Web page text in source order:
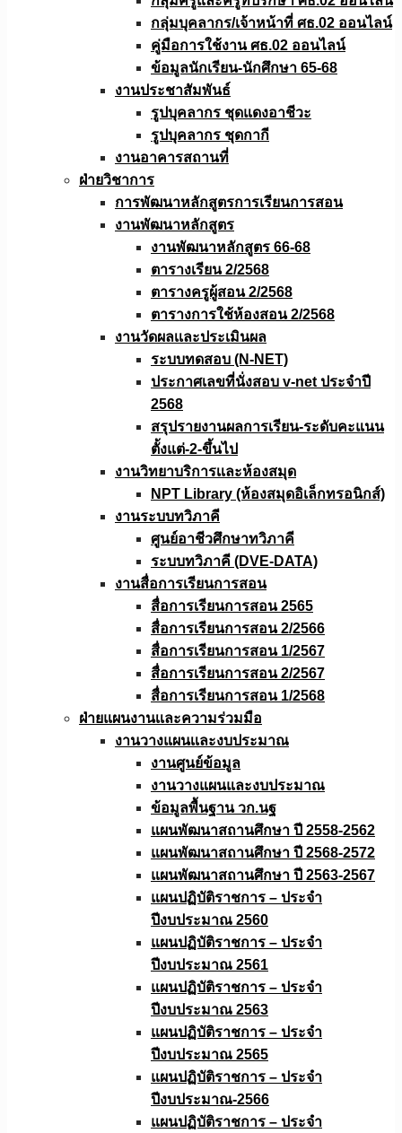
กลุ่มบุคลากร/เจ้าหน้าที่ ศธ.02 ออนไลน์
คู่มือการใช้งาน ศธ.02 ออนไลน์
ข้อมูลนักเรียน-นักศึกษา 65-68
งานประชาสัมพันธ์
รูปบุคลากร ชุดแดงอาชีวะ
รูปบุคลากร ชุดกากี
งานอาคารสถานที่
ฝ่ายวิชาการ
การพัฒนาหลักสูตรการเรียนการสอน
งานพัฒนาหลักสูตร
งานพัฒนาหลักสูตร 66-68
ตารางเรียน 2/2568
ตารางครูผู้สอน 2/2568
ตารางการใช้ห้องสอน 2/2568
งานวัดผลเเละประเมินผล
ระบบทดสอบ (N-NET)
ประกาศเลขที่นั่งสอบ v-net ประจำปี
2568
สรุปรายงานผลการเรียน-ระดับคะแนน
ตั้งแต่-2-ขึ้นไป
งานวิทยาบริการเเละห้องสมุด
NPT Library (ห้องสมุดอิเล็กทรอนิกส์)
งานระบบทวิภาคี
ศูนย์อาชีวศึกษาทวิภาคี
ระบบทวิภาคี (DVE-DATA)
งานสื่อการเรียนการสอน
สื่อการเรียนการสอน 2565
สื่อการเรียนการสอน 2/2566
สื่อการเรียนการสอน 1/2567
สื่อการเรียนการสอน 2/2567
สื่อการเรียนการสอน 1/2568
ฝ่ายแผนงานเเละความร่วมมือ
งานวางแผนเเละงบประมาณ
งานศูนย์ข้อมูล
งานวางแผนและงบประมาณ
ข้อมูลพื้นฐาน วก.นฐ
แผนพัฒนาสถานศึกษา ปี 2558-2562
แผนพัฒนาสถานศึกษา ปี 2568-2572
แผนพัฒนาสถานศึกษา ปี 2563-2567
แผนปฏิบัติราชการ – ประจำ
ปีงบประมาณ 2560
แผนปฏิบัติราชการ – ประจำ
ปีงบประมาณ 2561
แผนปฏิบัติราชการ – ประจำ
ปีงบประมาณ 2563
แผนปฏิบัติราชการ – ประจำ
ปีงบประมาณ 2565
แผนปฏิบัติราชการ – ประจำ
ปีงบประมาณ-2566
แผนปฏิบัติราชการ – ประจำ